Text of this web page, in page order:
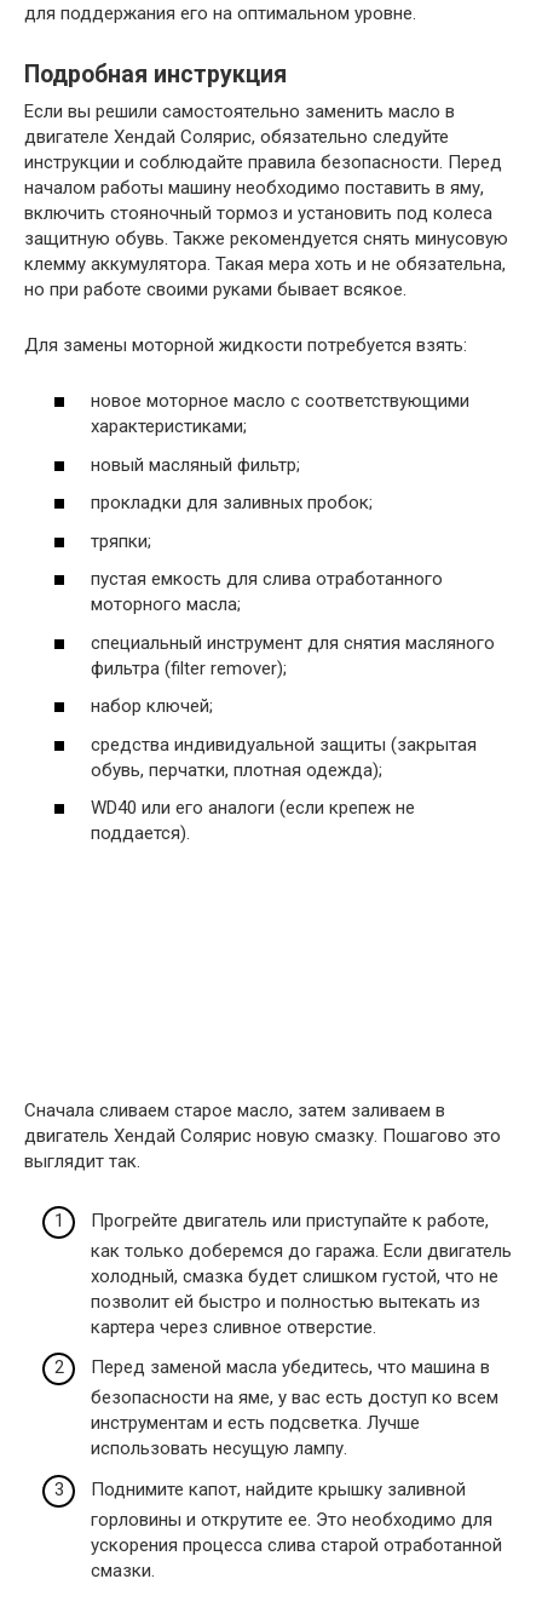
для поддержания его на оптимальном уровне.
Подробная инструкция
Если вы решили самостоятельно заменить масло в
двигателе Хендай Солярис, обязательно следуйте
инструкции и соблюдайте правила безопасности. Перед
началом работы машину необходимо поставить в яму,
включить стояночный тормоз и установить под колеса
защитную обувь. Также рекомендуется снять минусовую
клемму аккумулятора. Такая мера хоть и не обязательна,
но при работе своими руками бывает всякое.
Для замены моторной жидкости потребуется взять:
новое моторное масло с соответствующими
характеристиками;
новый масляный фильтр;
прокладки для заливных пробок;
тряпки;
пустая емкость для слива отработанного
моторного масла;
специальный инструмент для снятия масляного
фильтра (filter remover);
набор ключей;
средства индивидуальной защиты (закрытая
обувь, перчатки, плотная одежда);
WD40 или его аналоги (если крепеж не
поддается).
Сначала сливаем старое масло, затем заливаем в
двигатель Хендай Солярис новую смазку. Пошагово это
выглядит так.
Прогрейте двигатель или приступайте к работе,
как только доберемся до гаража. Если двигатель
холодный, смазка будет слишком густой, что не
позволит ей быстро и полностью вытекать из
картера через сливное отверстие.
Перед заменой масла убедитесь, что машина в
безопасности на яме, у вас есть доступ ко всем
инструментам и есть подсветка. Лучше
использовать несущую лампу.
Поднимите капот, найдите крышку заливной
горловины и открутите ее. Это необходимо для
ускорения процесса слива старой отработанной
смазки.